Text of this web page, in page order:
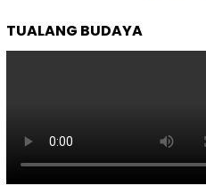
TUALANG BUDAYA